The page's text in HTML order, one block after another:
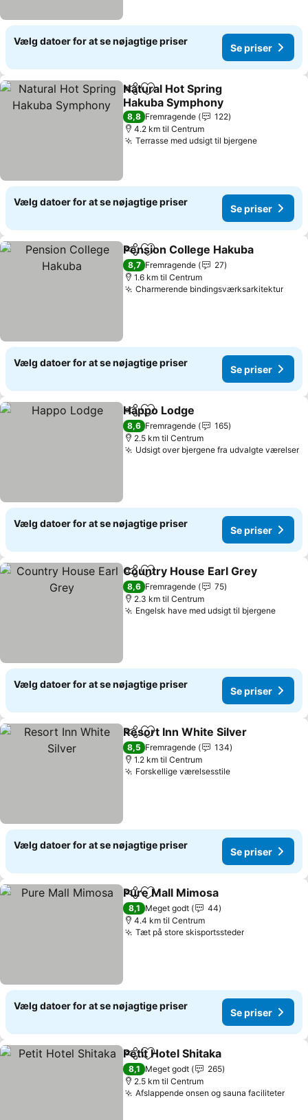
Vælg datoer for at se nøjagtige priser
Se priser
Del Føj til favoritter
Natural Hot Spring
Hakuba Symphony
8,8 Fremragende
122
4.2 km til Centrum
Terrasse med udsigt til bjergene
Vælg datoer for at se nøjagtige priser
Se priser
Del Føj til favoritter
Pension College Hakuba
8,7 Fremragende
27
1.6 km til Centrum
Charmerende bindingsværksarkitektur
Vælg datoer for at se nøjagtige priser
Se priser
Del Føj til favoritter
Happo Lodge
8,6 Fremragende
165
2.5 km til Centrum
Udsigt over bjergene fra udvalgte værelser
Vælg datoer for at se nøjagtige priser
Se priser
Del Føj til favoritter
Country House Earl Grey
8,6 Fremragende
75
2.3 km til Centrum
Engelsk have med udsigt til bjergene
Vælg datoer for at se nøjagtige priser
Se priser
Del Føj til favoritter
Resort Inn White Silver
8,5 Fremragende
134
1.2 km til Centrum
Forskellige værelsesstile
Vælg datoer for at se nøjagtige priser
Se priser
Del Føj til favoritter
Pure Mall Mimosa
8,1 Meget godt
44
4.4 km til Centrum
Tæt på store skisportssteder
Vælg datoer for at se nøjagtige priser
Se priser
Del Føj til favoritter
Petit Hotel Shitaka
8,1 Meget godt
265
2.5 km til Centrum
Afslappende onsen og sauna faciliteter